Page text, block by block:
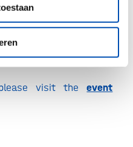
please visit theevent